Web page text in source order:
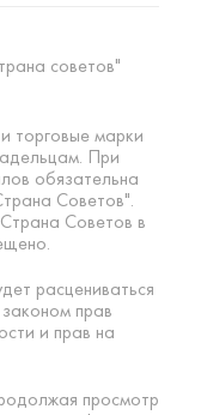
советов"
торговые марки
При
обязательна
Советов".
Советов в
расцениваться
прав
и прав на
просмотр